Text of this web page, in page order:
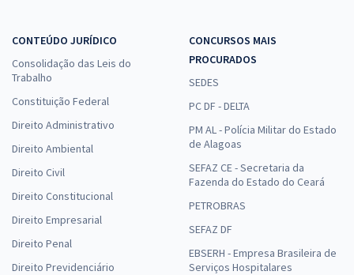
CONTEÚDO JURÍDICO
Consolidação das Leis do
Trabalho
Constituição Federal
Direito Administrativo
Direito Ambiental
Direito Civil
Direito Constitucional
Direito Empresarial
Direito Penal
Direito Previdenciário
CONCURSOS MAIS
PROCURADOS
SEDES
PC DF - DELTA
PM AL - Polícia Militar do Estado
de Alagoas
SEFAZ CE - Secretaria da
Fazenda do Estado do Ceará
PETROBRAS
SEFAZ DF
EBSERH - Empresa Brasileira de
Serviços Hospitalares